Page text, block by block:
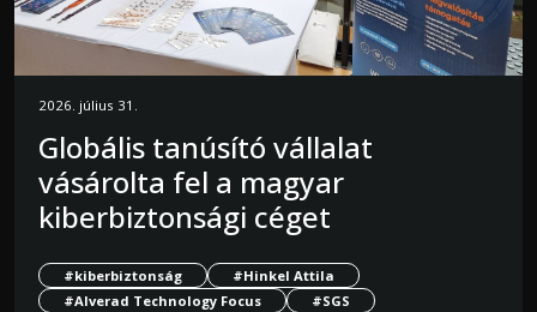
2026. július 31.
Globális tanúsító vállalat
vásárolta fel a magyar
kiberbiztonsági céget
#kiberbiztonság
#Hinkel Attila
#Alverad Technology Focus
#SGS